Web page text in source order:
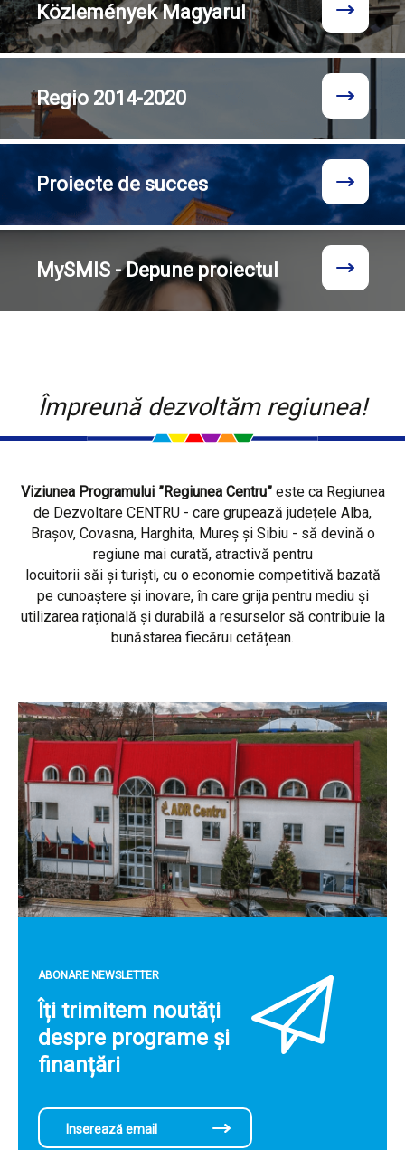
KözleményekMagyarul
Regio 2014-2020
Proiecte de succes
MySMIS - Depune proiectul
Împreună dezvoltăm regiunea!
Viziunea Programului ”Regiunea Centru”este ca Regiunea
de Dezvoltare CENTRU - care grupează județele Alba,
Brașov, Covasna, Harghita, Mureș și Sibiu - să devină o
regiune mai curată, atractivă pentru
locuitorii săi și turiști, cu o economie competitivă bazată
pe cunoaștere și inovare, în care grija pentru mediu și
utilizarea rațională și durabilă a resurselor să contribuie la
bunăstarea fiecărui cetățean.
ABONARE NEWSLETTER
Îți trimitem noutăți
despre programe și
finanțări